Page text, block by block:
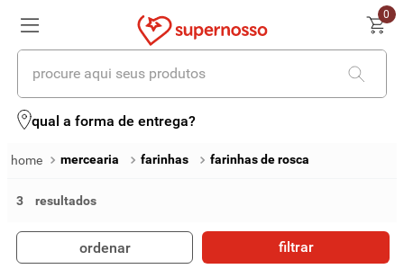
0
procure aqui seus produtos
qual a forma de entrega?
mercearia farinhas farinhas de rosca
3
ordenar filtrar
termos mais buscados
4º iogurte